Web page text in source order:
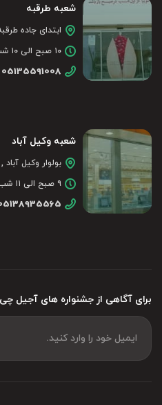
برای آگاهی از جشنواره های آجیل
شعبه طرقبه
ابتدای جاده طرقبه ,
۱۰ صبح الی ۱۰ شب
05135591008
شعبه وکیل آباد
بولوار وکیل آباد
۹ صبح الی ۱۱ شب